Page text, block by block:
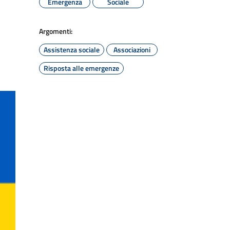
Argomenti:
Assistenza sociale
Associazioni
Risposta alle emergenze